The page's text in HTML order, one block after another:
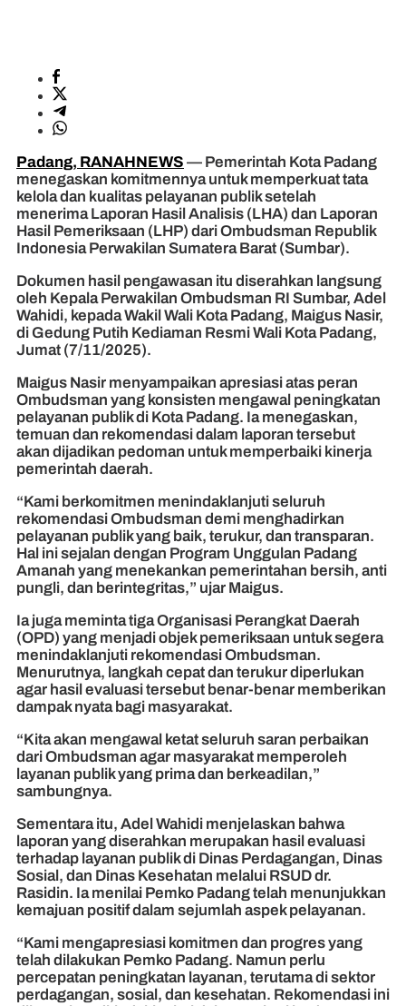
Padang, RANAHNEWS — Pemerintah Kota Padang
menegaskan komitmennya untuk memperkuat tata
kelola dan kualitas pelayanan publik setelah
menerima Laporan Hasil Analisis (LHA) dan Laporan
Hasil Pemeriksaan (LHP) dari Ombudsman Republik
Indonesia Perwakilan Sumatera Barat (Sumbar).
Dokumen hasil pengawasan itu diserahkan langsung
oleh Kepala Perwakilan Ombudsman RI Sumbar, Adel
Wahidi, kepada Wakil Wali Kota Padang, Maigus Nasir,
di Gedung Putih Kediaman Resmi Wali Kota Padang,
Jumat (7/11/2025).
Maigus Nasir menyampaikan apresiasi atas peran
Ombudsman yang konsisten mengawal peningkatan
pelayanan publik di Kota Padang. Ia menegaskan,
temuan dan rekomendasi dalam laporan tersebut
akan dijadikan pedoman untuk memperbaiki kinerja
pemerintah daerah.
“Kami berkomitmen menindaklanjuti seluruh
rekomendasi Ombudsman demi menghadirkan
pelayanan publik yang baik, terukur, dan transparan.
Hal ini sejalan dengan Program Unggulan Padang
Amanah yang menekankan pemerintahan bersih, anti
pungli, dan berintegritas,” ujar Maigus.
Ia juga meminta tiga Organisasi Perangkat Daerah
(OPD) yang menjadi objek pemeriksaan untuk segera
menindaklanjuti rekomendasi Ombudsman.
Menurutnya, langkah cepat dan terukur diperlukan
agar hasil evaluasi tersebut benar-benar memberikan
dampak nyata bagi masyarakat.
“Kita akan mengawal ketat seluruh saran perbaikan
dari Ombudsman agar masyarakat memperoleh
layanan publik yang prima dan berkeadilan,”
sambungnya.
Sementara itu, Adel Wahidi menjelaskan bahwa
laporan yang diserahkan merupakan hasil evaluasi
terhadap layanan publik di Dinas Perdagangan, Dinas
Sosial, dan Dinas Kesehatan melalui RSUD dr.
Rasidin. Ia menilai Pemko Padang telah menunjukkan
kemajuan positif dalam sejumlah aspek pelayanan.
“Kami mengapresiasi komitmen dan progres yang
telah dilakukan Pemko Padang. Namun perlu
percepatan peningkatan layanan, terutama di sektor
perdagangan, sosial, dan kesehatan. Rekomendasi ini